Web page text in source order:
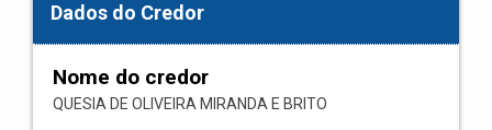
Dados do Credor
Nome do credor
QUESIA DE OLIVEIRA MIRANDA E BRITO